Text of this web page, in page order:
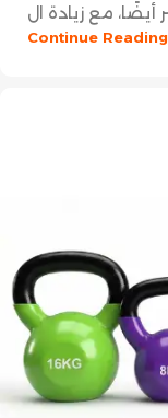
Continue Reading